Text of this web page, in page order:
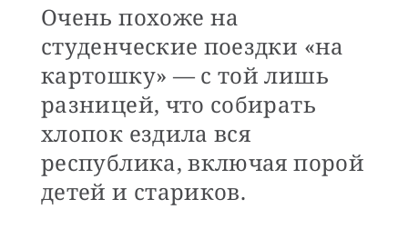
Очень похоже на
студенческие поездки «на
картошку» — с той лишь
разницей, что собирать
хлопок ездила вся
республика, включая порой
детей и стариков.